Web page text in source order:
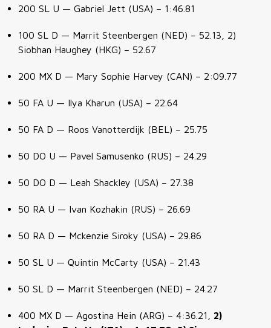
200 SL U — Gabriel Jett (USA) – 1:46.81
100 SL D — Marrit Steenbergen (NED) – 52.13, 2)
Siobhan Haughey (HKG) – 52.67
200 MX D — Mary Sophie Harvey (CAN) – 2:09.77
50 FA U — Ilya Kharun (USA) – 22.64
50 FA D — Roos Vanotterdijk (BEL) – 25.75
50 DO U — Pavel Samusenko (RUS) – 24.29
50 DO D — Leah Shackley (USA) – 27.38
50 RA U — Ivan Kozhakin (RUS) – 26.69
50 RA D — Mckenzie Siroky (USA) – 29.86
50 SL U — Quintin McCarty (USA) – 21.43
50 SL D — Marrit Steenbergen (NED) – 24.27
400 MX D — Agostina Hein (ARG) – 4:36.21, 2)